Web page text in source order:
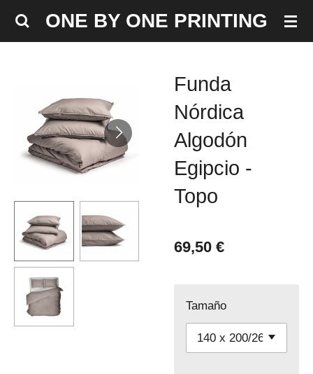
ONE BY ONE PRINTING
Funda
Nórdica
Algodón
Egipcio -
Topo
69,50 €
Tamaño